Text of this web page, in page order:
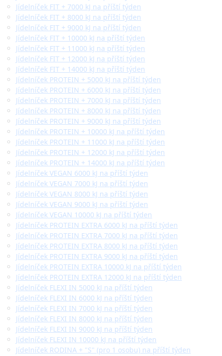
Jídelníček FIT + 7000 kJ na příští týden
Jídelníček FIT + 8000 kJ na příští týden
Jídelníček FIT + 9000 kJ na příští týden
Jídelníček FIT + 10000 kJ na příští týden
Jídelníček FIT + 11000 kJ na příští týden
Jídelníček FIT + 12000 kJ na příští týden
Jídelníček FIT + 14000 kJ na příští týden
Jídelníček PROTEIN + 5000 kJ na příští týden
Jídelníček PROTEIN + 6000 kJ na příští týden
Jídelníček PROTEIN + 7000 kJ na příští týden
Jídelníček PROTEIN + 8000 kJ na příští týden
Jídelníček PROTEIN + 9000 kJ na příští týden
Jídelníček PROTEIN + 10000 kJ na příští týden
Jídelníček PROTEIN + 11000 kJ na příští týden
Jídelníček PROTEIN + 12000 kJ na příští týden
Jídelníček PROTEIN + 14000 kJ na příští týden
Jídelníček VEGAN 6000 kJ na příští týden
Jídelníček VEGAN 7000 kJ na příští týden
Jídelníček VEGAN 8000 kJ na příští týden
Jídelníček VEGAN 9000 kJ na příští týden
Jídelníček VEGAN 10000 kJ na příští týden
Jídelníček PROTEIN EXTRA 6000 kJ na příští týden
Jídelníček PROTEIN EXTRA 7000 kJ na příští týden
Jídelníček PROTEIN EXTRA 8000 kJ na příští týden
Jídelníček PROTEIN EXTRA 9000 kJ na příští týden
Jídelníček PROTEIN EXTRA 10000 kJ na příští týden
Jídelníček PROTEIN EXTRA 12000 kJ na příští týden
Jídelníček FLEXI IN 5000 kJ na příští týden
Jídelníček FLEXI IN 6000 kJ na příští týden
Jídelníček FLEXI IN 7000 kJ na příští týden
Jídelníček FLEXI IN 8000 kJ na příští týden
Jídelníček FLEXI IN 9000 kJ na příští týden
Jídelníček FLEXI IN 10000 kJ na příští týden
Jídelníček RODINA + "S" (pro 1 osobu) na příští týden